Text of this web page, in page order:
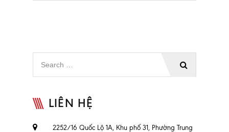
LIÊN HỆ
2252/16 Quốc Lộ 1A, Khu phố 31, Phường Trung